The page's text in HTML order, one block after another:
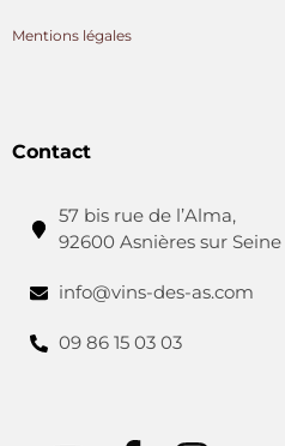
Mentions légales
Contact
57 bis rue de l’Alma,
92600 Asnières sur Seine
info@vins-des-as.com
09 86 15 03 03